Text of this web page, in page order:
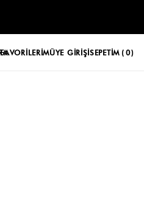
FAVORILERIMÜYE GIRIŞISEPETIM 0